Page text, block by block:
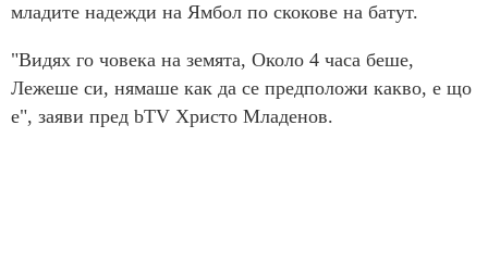
младите надежди на Ямбол по скокове на батут.
"Видях го човека на земята, Около 4 часа беше,
Лежеше си, нямаше как да се предположи какво, е що
е", заяви пред bTV Христо Младенов.